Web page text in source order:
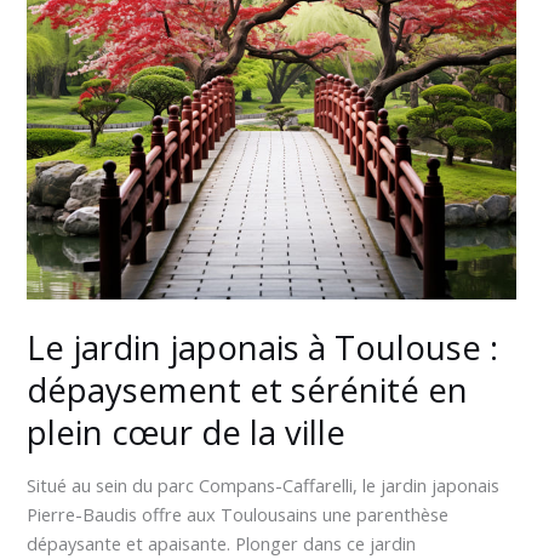
Le jardin japonais à Toulouse :
dépaysement et sérénité en
plein cœur de la ville
Situé au sein du parc Compans-Caffarelli, le jardin japonais
Pierre-Baudis offre aux Toulousains une parenthèse
dépaysante et apaisante. Plonger dans ce jardin
jardin
japonais
à
Toulouse
:
dépaysement
et
sérénité
en
plein
cœur
de
la
ville